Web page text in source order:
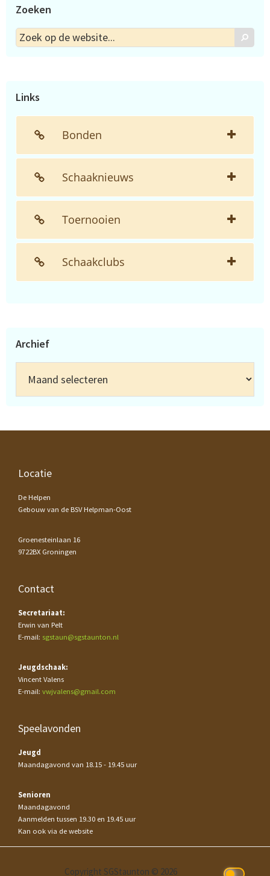
Zoeken
Zoek
op
Zoek
Links
Bonden
Schaaknieuws
Toernooien
Schaakclubs
Archief
Footer
Locatie
De Helpen
Gebouw van de BSV Helpman-Oost
Groenesteinlaan 16
9722BX Groningen
Contact
Secretariaat:
Erwin van Pelt
E-mail: sgstaun@sgstaunton.nl
Jeugdschaak:
Vincent Valens
E-mail: vwjvalens@gmail.com
Speelavonden
Jeugd
Maandagavond van 18.15 - 19.45 uur
Senioren
Maandagavond
Aanmelden tussen 19.30 en 19.45 uur
Kan ook via de website
Copyright SGStaunton © 2026